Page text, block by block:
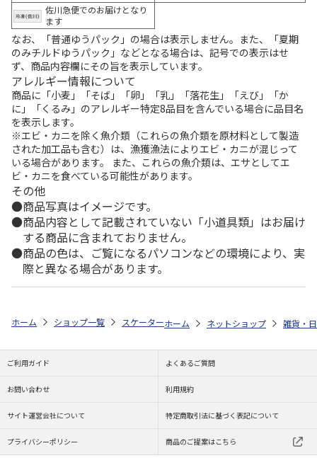
佐川急便でのお届けとなり
ます
なお、「普通ゆうパック」の場合は表示しません。また、「夏期
のみチルドゆうパック」などとなる場合は、記号での表示はせ
ず、商品内容欄にその旨を表示しています。
アレルギー情報について
商品に「小麦」「そば」「卵」「乳」「落花生」「えび」「か
に」「くるみ」のアレルギー特定8品目を含んでいる場合に品目名
を表示します。
※エビ・カニを除く魚介類（これらの魚介類を原材料として製造
された加工品も含む）は、漁獲漁法によりエビ・カニが混じって
いる場合があります。 また、これらの魚介類は、エサとしてエ
ビ・カニを食べている可能性があります。
その他
商品写真はイメージです。
商品内容として記載されていない「小道具類」はお届け
する商品に含まれておりません。
商品の色は、ご覧になるパソコンなどの環境により、実
際と異なる場合があります。
ホーム ショップ一覧 スケーター キッチンタイマー シナモロール
ホーム ネットショップ 雑貨・
ご利用ガイド よくあるご質問
お問い合わせ 利用規約
サイト運営会社について 特定商取引法に基づく表記について
プライバシーポリシー 商品のご提案はこちら